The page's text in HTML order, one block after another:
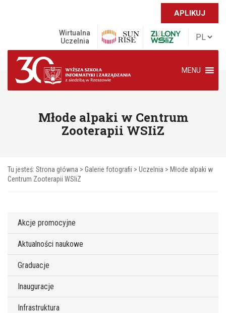
APLIKUJ
Wirtualna
Uczelnia
MENU
Młode alpaki w Centrum
Zooterapii WSIiZ
Tu jesteś: Strona główna > Galerie fotografii > Uczelnia > Młode alpaki w
Centrum Zooterapii WSIiZ
Akcje promocyjne
Aktualności naukowe
Graduacje
Inauguracje
Infrastruktura